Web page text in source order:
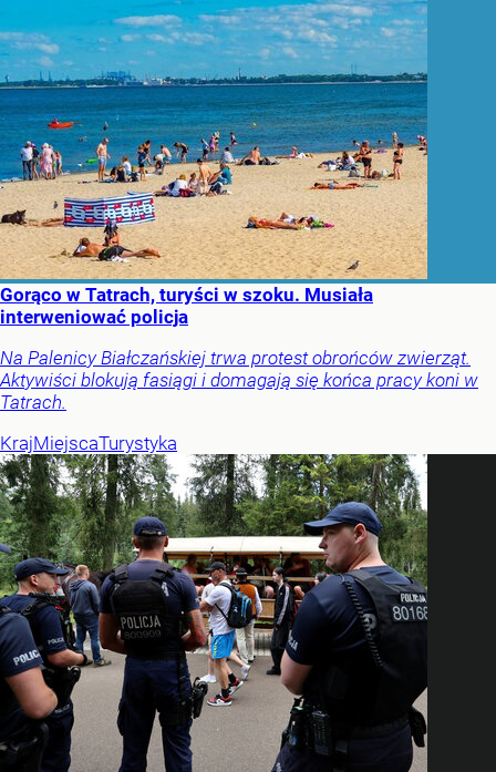
Gorąco w Tatrach, turyści w szoku. Musiała
interweniować policja
Na Palenicy Białczańskiej trwa protest obrońców zwierząt.
Aktywiści blokują fasiągi i domagają się końca pracy koni w
Tatrach.
KrajMiejscaTurystyka